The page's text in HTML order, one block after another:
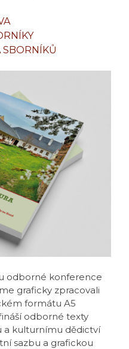
SBORNÍKŮ
odborné konference
graficky zpracovali
formátu A5
odborné texty
a kulturnímu dědictví
sazbu a grafickou